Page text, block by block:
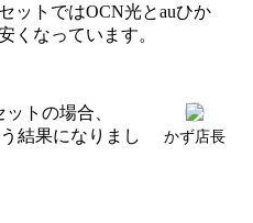
ットではOCN光とauひか
くなっています。
トの場合、
結果になりまし
かず店長